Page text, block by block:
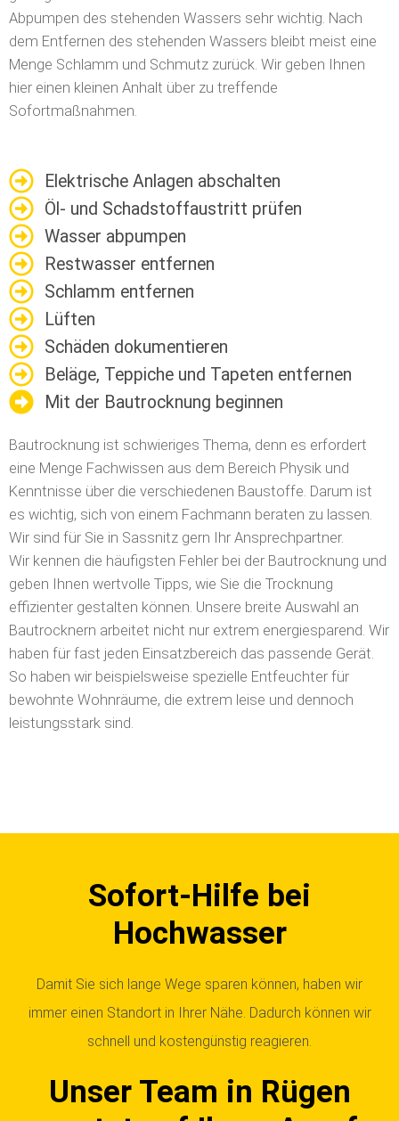
Abpumpen des stehenden Wassers sehr wichtig. Nach
dem Entfernen des stehenden Wassers bleibt meist eine
Menge Schlamm und Schmutz zurück. Wir geben Ihnen
hier einen kleinen Anhalt über zu treffende
Sofortmaßnahmen.
Elektrische Anlagen abschalten
Öl- und Schadstoffaustritt prüfen
Wasser abpumpen
Restwasser entfernen
Schlamm entfernen
Lüften
Schäden dokumentieren
Beläge, Teppiche und Tapeten entfernen
Mit der Bautrocknung beginnen
Bautrocknung ist schwieriges Thema, denn es erfordert
eine Menge Fachwissen aus dem Bereich Physik und
Kenntnisse über die verschiedenen Baustoffe. Darum ist
es wichtig, sich von einem Fachmann beraten zu lassen.
Wir sind für Sie in Sassnitz gern Ihr Ansprechpartner.
Wir kennen die häufigsten Fehler bei der Bautrocknung und
geben Ihnen wertvolle Tipps, wie Sie die Trocknung
effizienter gestalten können. Unsere breite Auswahl an
Bautrocknern arbeitet nicht nur extrem energiesparend. Wir
haben für fast jeden Einsatzbereich das passende Gerät.
So haben wir beispielsweise spezielle Entfeuchter für
bewohnte Wohnräume, die extrem leise und dennoch
leistungsstark sind.
Sofort-Hilfe bei
Hochwasser
Damit Sie sich lange Wege sparen können, haben wir
immer einen Standort in Ihrer Nähe. Dadurch können wir
schnell und kostengünstig reagieren.
Unser Team in Rügen